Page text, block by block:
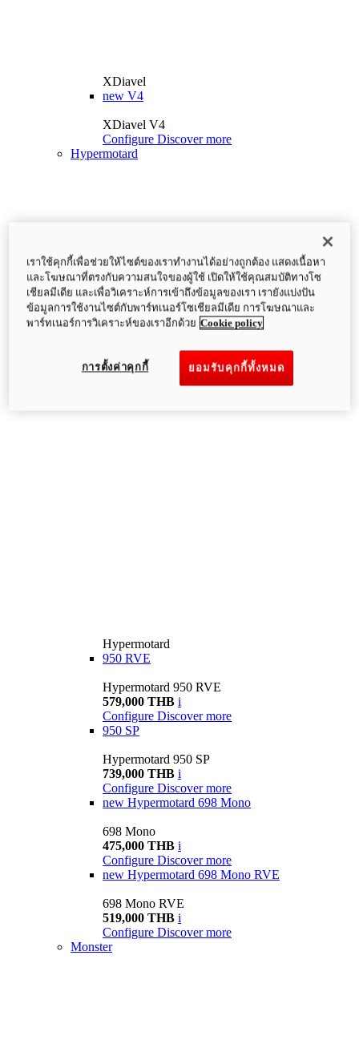
XDiavel
new V4
XDiavel V4
Configure Discover more
Hypermotard
Hypermotard
950 RVE
Hypermotard 950 RVE
579,000 THB i
Configure Discover more
950 SP
Hypermotard 950 SP
739,000 THB i
Configure Discover more
new Hypermotard 698 Mono
698 Mono
475,000 THB i
Configure Discover more
new Hypermotard 698 Mono RVE
698 Mono RVE
519,000 THB i
Configure Discover more
Monster
เราใช้คุกกี้เพื่อช่วยให้ไซต์ของเราทำงานได้อย่างถูกต้อง แสดงเนื้อหา
และโฆษณาที่ตรงกับความสนใจของผู้ใช้ เปิดให้ใช้คุณสมบัติทางโซ
เชียลมีเดีย และเพื่อวิเคราะห์การเข้าถึงข้อมูลของเรา เรายังแบ่งปัน
ข้อมูลการใช้งานไซต์กับพาร์ทเนอร์โซเชียลมีเดีย การโฆษณาและ
พาร์ทเนอร์การวิเคราะห์ของเราอีกด้วย Cookie policy
ยอมรับคุกกี้ทั้งหมด
การตั้งค่าคุกกี้